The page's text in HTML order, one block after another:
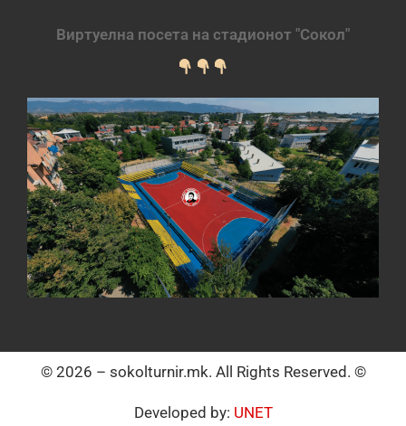
Виртуелна посета на стадионот "Сокол"
© 2026 – sokolturnir.mk. All Rights Reserved. ©
Developed by: UNET